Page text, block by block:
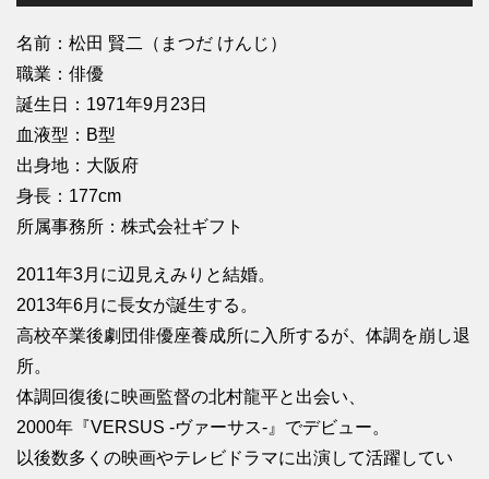
名前：松田 賢二（まつだ けんじ）
職業：俳優
誕生日：1971年9月23日
血液型：B型
出身地：大阪府
身長：177cm
所属事務所：株式会社ギフト
2011年3月に辺見えみりと結婚。
2013年6月に長女が誕生する。
高校卒業後劇団俳優座養成所に入所するが、体調を崩し退
所。
体調回復後に映画監督の北村龍平と出会い、
2000年『VERSUS -ヴァーサス-』でデビュー。
以後数多くの映画やテレビドラマに出演して活躍してい